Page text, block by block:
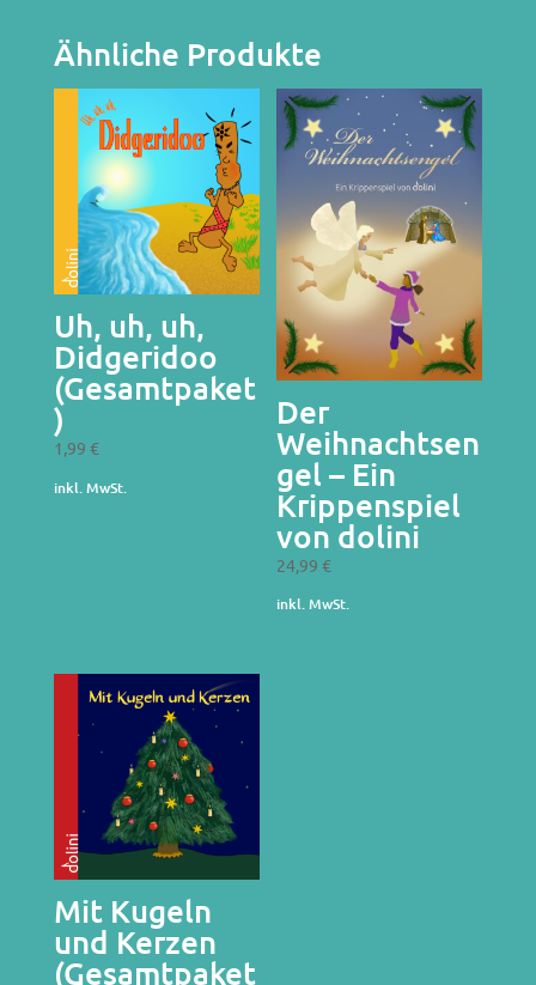
Ähnliche Produkte
Uh, uh, uh,
Didgeridoo
(Gesamtpaket
)
1,99 €
inkl. MwSt.
Der
Weihnachtsen
gel – Ein
Krippenspiel
von dolini
24,99€
inkl. MwSt.
Mit Kugeln
und Kerzen
(Gesamtpaket